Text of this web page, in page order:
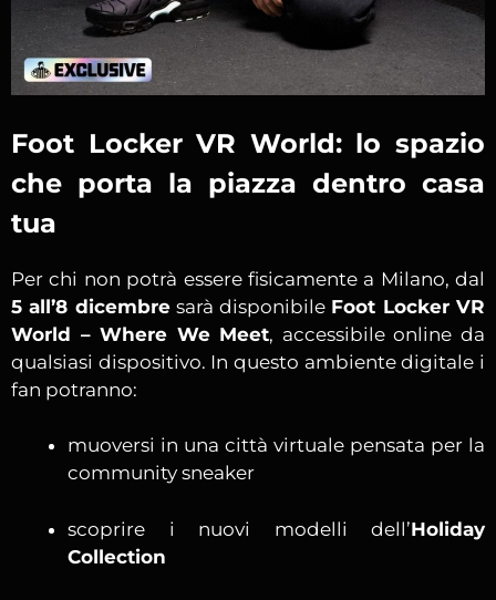
Foot Locker VR World: lo spazio
che porta la piazza dentro casa
tua
Per chi non potrà essere fisicamente a Milano, dal
5 all’8 dicembresarà disponibile Foot Locker VR
World – Where We Meet, accessibile online da
qualsiasi dispositivo. In questo ambiente digitale i
fan potranno:
muoversi in una città virtuale pensata per la
community sneaker
scoprire i nuovi modelli dell’Holiday
Collection